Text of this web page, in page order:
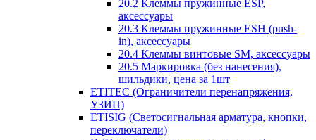
20.2 Клеммы пружинные ESP,
аксессуары
20.3 Клеммы пружинные ESH (push-
in), аксессуары
20.4 Клеммы винтовые SM, аксессуары
20.5 Маркировка (без нанесения),
шильдики, цена за 1шт
ETITEC (Ограничители перенапряжения,
УЗИП)
ETISIG (Светосигнальная арматура, кнопки,
переключатели)